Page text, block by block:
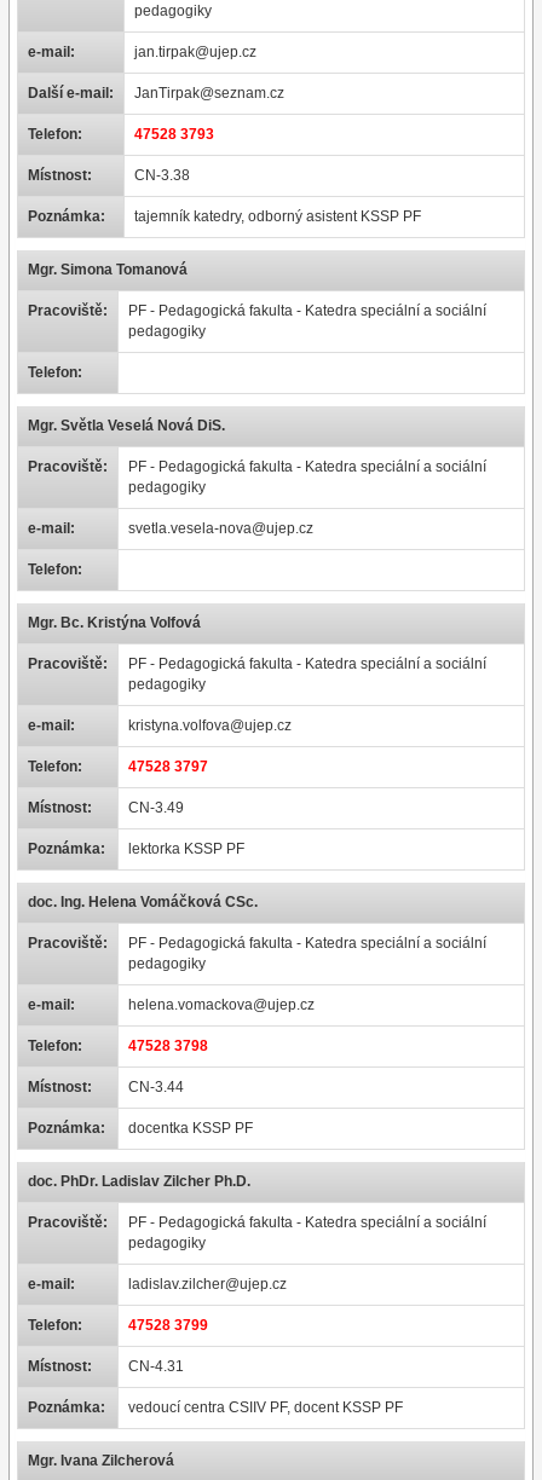
pedagogiky
e-mail: jan.tirpak@ujep.cz
Další e-mail: JanTirpak@seznam.cz
Telefon: 47528 3793
Místnost: CN-3.38
Poznámka: tajemník katedry, odborný asistent KSSP PF
Mgr. Simona Tomanová
Pracoviště:
PF - Pedagogická fakulta - Katedra speciální a sociální
pedagogiky
Telefon:
Mgr. Světla Veselá Nová DiS.
Pracoviště:
PF - Pedagogická fakulta - Katedra speciální a sociální
pedagogiky
e-mail: svetla.vesela-nova@ujep.cz
Telefon:
Mgr. Bc. Kristýna Volfová
Pracoviště:
PF - Pedagogická fakulta - Katedra speciální a sociální
pedagogiky
e-mail: kristyna.volfova@ujep.cz
Telefon: 47528 3797
Místnost: CN-3.49
Poznámka: lektorka KSSP PF
doc. Ing. Helena Vomáčková CSc.
Pracoviště:
PF - Pedagogická fakulta - Katedra speciální a sociální
pedagogiky
e-mail: helena.vomackova@ujep.cz
Telefon: 47528 3798
Místnost: CN-3.44
Poznámka: docentka KSSP PF
doc. PhDr. Ladislav Zilcher Ph.D.
Pracoviště:
PF - Pedagogická fakulta - Katedra speciální a sociální
pedagogiky
e-mail: ladislav.zilcher@ujep.cz
Telefon: 47528 3799
Místnost: CN-4.31
Poznámka: vedoucí centra CSIIV PF, docent KSSP PF
Mgr. Ivana Zilcherová